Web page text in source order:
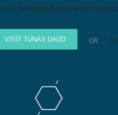
dan jadwalkan janji temu
VISIT TUNAS DAUD OR